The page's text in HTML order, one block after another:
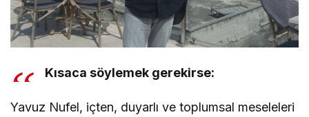
Kısaca söylemek gerekirse:
Yavuz Nufel, içten, duyarlı ve toplumsal meseleleri